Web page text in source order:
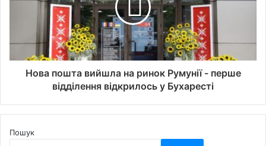
Нова пошта вийшла на ринок Румунії - перше
відділення відкрилось у Бухаресті
Пошук